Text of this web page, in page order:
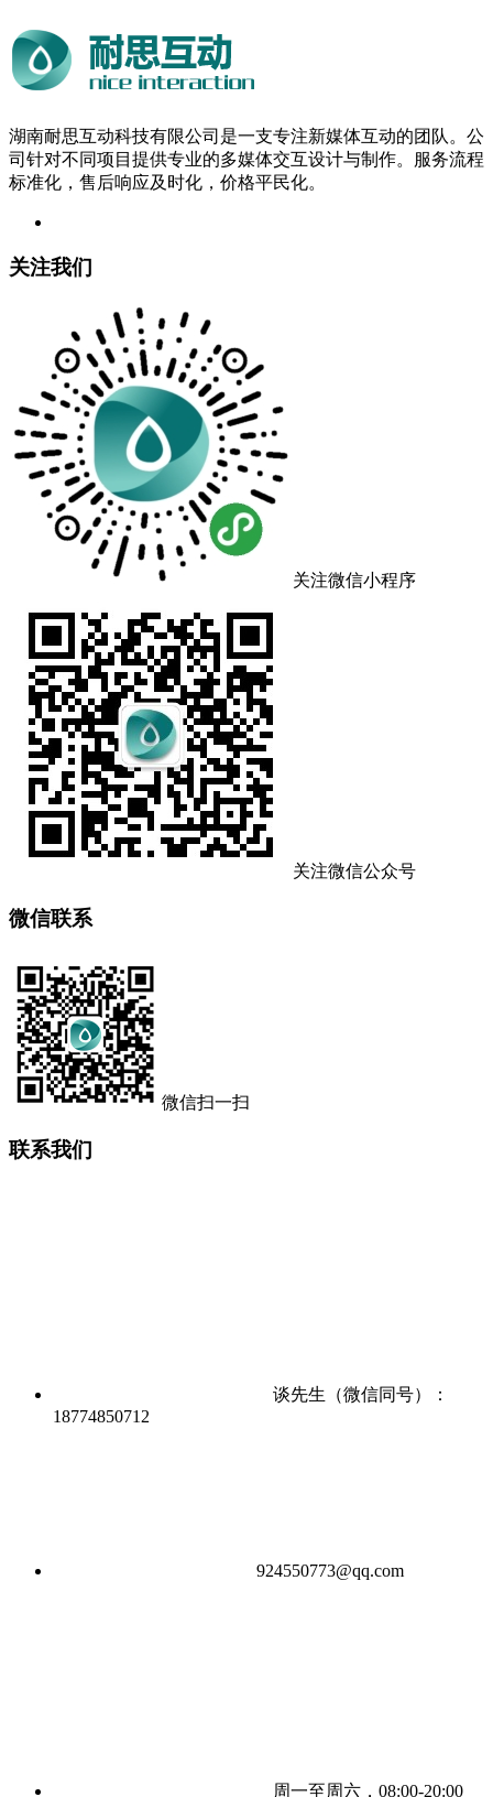
湖南耐思互动科技有限公司是一支专注新媒体互动的团队。公
司针对不同项目提供专业的多媒体交互设计与制作。服务流程
标准化，售后响应及时化，价格平民化。
关注我们
关注微信小程序
关注微信公众号
微信联系
微信扫一扫
联系我们
谈先生（微信同号）：
18774850712
924550773@qq.com
周一至周六，08:00-20:00